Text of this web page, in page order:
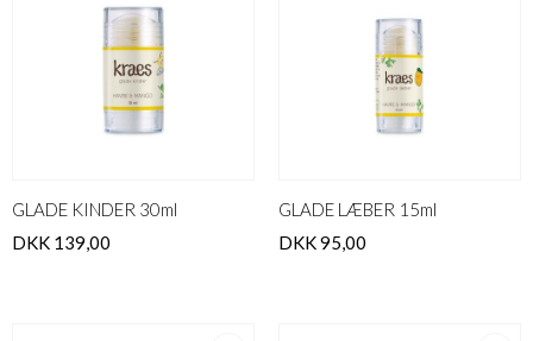
GLADE KINDER 30ml
DKK 139,00
GLADE LÆBER 15ml
DKK 95,00